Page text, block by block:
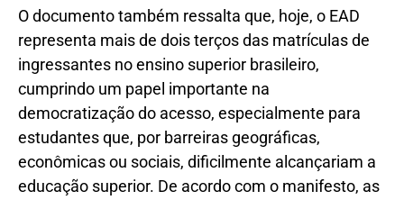
O documento também ressalta que, hoje, o EAD
representa mais de dois terços das matrículas de
ingressantes no ensino superior brasileiro,
cumprindo um papel importante na
democratização do acesso, especialmente para
estudantes que, por barreiras geográficas,
econômicas ou sociais, dificilmente alcançariam a
educação superior. De acordo com o manifesto, as